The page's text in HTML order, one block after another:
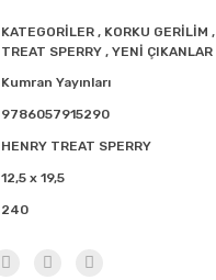
KATEGORİLER , KORKU GERİLİM ,
TREAT SPERRY ,YENİ ÇIKANLAR
Kumran Yayınları
9786057915290
HENRY TREAT SPERRY
12,5 x 19,5
240